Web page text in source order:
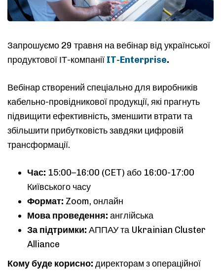
Type and hit enter
Запрошуємо 29 травня на вебінар від української
продуктової ІТ-компанії IT-Enterprise.
Вебінар створений спеціально для виробників
кабельно-провідникової продукції, які прагнуть
підвищити ефективність, зменшити втрати та
збільшити прибутковість завдяки цифровій
трансформації.​
Час: 15:00–16:00 (CET)​ або 16:00-17:00
Київського часу
Формат: Zoom, онлайн​
Мова проведення: англійська​
За підтримки: АППАУ та Ukrainian Cluster
Alliance
Кому буде корисно:​ директорам з операційної